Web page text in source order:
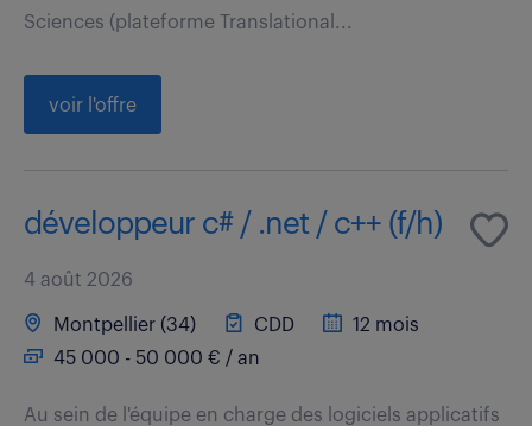
Sciences (plateforme Translational...
voir l'offre
développeur c# / .net / c++ (f/h)
4 août 2026
Montpellier (34) CDD
12 mois
45 000 - 50 000 € / an
Au sein de l'équipe en charge des logiciels applicatifs